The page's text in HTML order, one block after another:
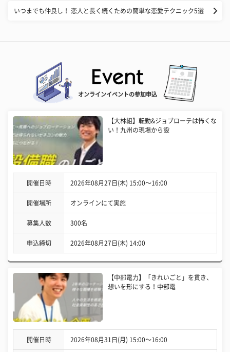
いつまでも仲良し！ 恋人と長く続くための簡単な恋愛テクニック5選
オンラインイベントの参加申込
【大林組】転勤&ジョブローテは怖くな
い！九州の現場から設
開催日時 2026年08月27日(木) 15:00〜16:00
開催場所 オンラインにて実施
募集人数 300名
申込締切 2026年08月27日(木) 14:00
【中部電力】「きれいごと」を貫き、
想いを形にする！中部電
開催日時 2026年08月31日(月) 15:00〜16:00